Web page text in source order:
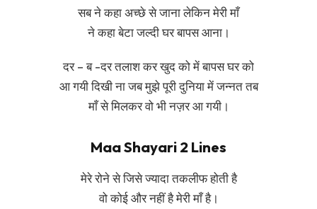
सब ने कहा अच्छे से जाना लेकिन मेरी माँ
ने कहा बेटा जल्दी घर बापस आना।
दर – ब -दर तलाश कर खुद को में बापस घर को
आ गयी दिखी ना जब मुझे पूरी दुनिया में जन्नत तब
माँ से मिलकर वो भी नज़र आ गयी।
Maa Shayari 2 Lines
मेरे रोने से जिसे ज्यादा तकलीफ होती है
वो कोई और नहीं है मेरी माँ है।